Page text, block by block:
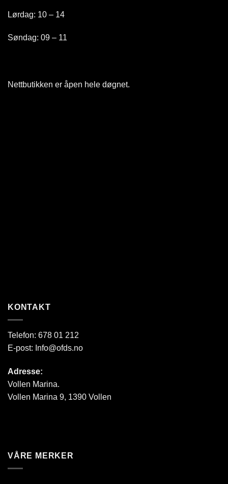
Lørdag: 10 – 14
Søndag: 09 – 11
Nettbutikken er åpen hele døgnet.
KONTAKT
Telefon: 678 01 212
E-post: Info@ofds.no
Adresse:
Vollen Marina.
Vollen Marina 9, 1390 Vollen
VÅRE MERKER